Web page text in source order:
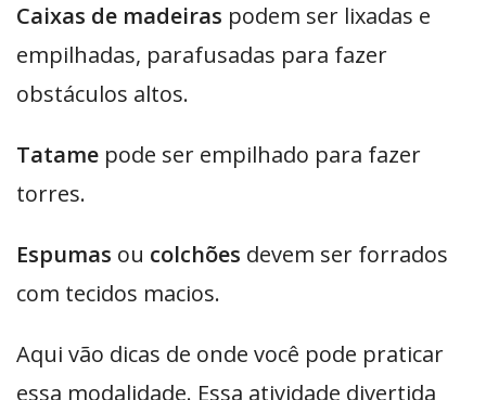
Caixas de madeiras podem ser lixadas e
empilhadas, parafusadas para fazer
obstáculos altos.
Tatame pode ser empilhado para fazer
torres.
Espumas ou colchões devem ser forrados
com tecidos macios.
Aqui vão dicas de onde você pode praticar
essa modalidade. Essa atividade divertida